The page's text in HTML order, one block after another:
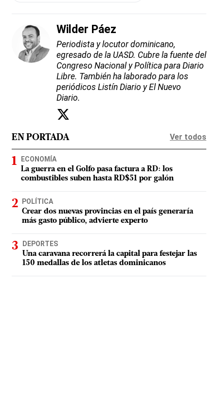
Wilder Páez
Periodista y locutor dominicano,
egresado de la UASD. Cubre la fuente del
Congreso Nacional y Política para Diario
Libre. También ha laborado para los
periódicos Listín Diario y El Nuevo
Diario.
EN PORTADA Ver todos
ECONOMÍA
La guerra en el Golfo pasa factura a RD: los
combustibles suben hasta RD$51 por galón
POLÍTICA
Crear dos nuevas provincias en el país generaría
más gasto público, advierte experto
DEPORTES
Una caravana recorrerá la capital para festejar las
150 medallas de los atletas dominicanos